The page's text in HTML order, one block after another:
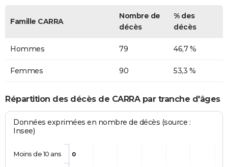
Famille CARRA
Nombre de
décès
% des
décès
Hommes 79 46,7 %
Femmes 90 53,3 %
Répartition des décès de CARRA par tranche d'âges
Données exprimées en nombre de décès (source :
Insee)
0
Moins de 10 ans